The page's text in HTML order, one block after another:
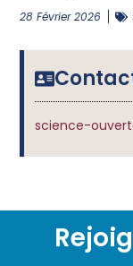
28 Février 2026
science-